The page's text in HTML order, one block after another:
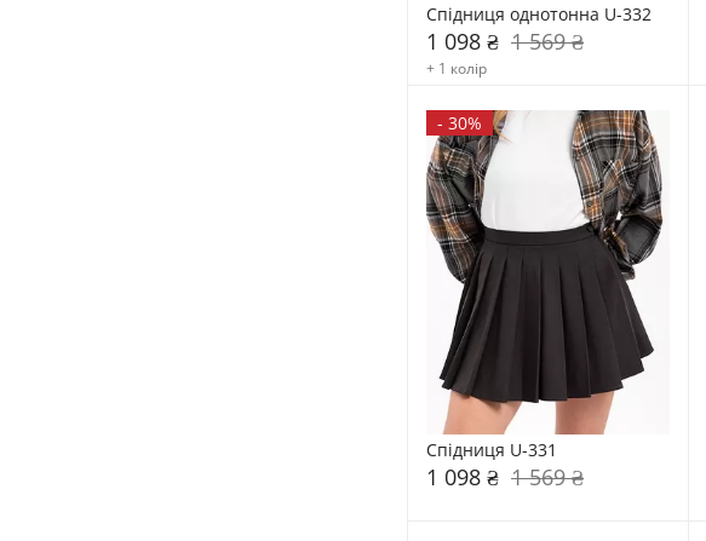
Спідниця однотонна U-332
1 098 ₴ 1 569 ₴
+ 1 колір
- 30%
Спідниця U-331
1 098 ₴ 1 569 ₴